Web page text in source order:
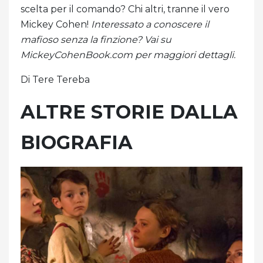
scelta per il comando? Chi altri, tranne il vero
Mickey Cohen! Interessato a conoscere il
mafioso senza la finzione? Vai su
MickeyCohenBook.com per maggiori dettagli.
Di Tere Tereba
ALTRE STORIE DALLA
BIOGRAFIA